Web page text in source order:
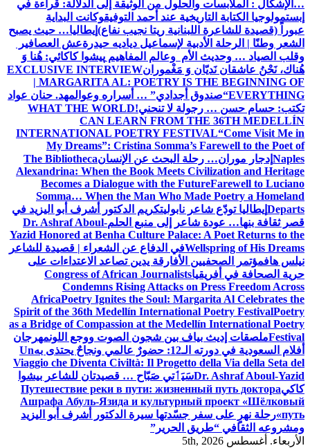
…الإشكال : الملابسات والحلول من الوثيقة إلى الدلالة: قراءة في
إبستمولوجيا الكتابة التاريخية عند أحمد التوفيقوكانت البداية
عبوراً (قصيدة للشاعرة اللبنانية ريتا نجيب نفاع) إيطاليا… حيث يصبح
الشعر وطنًا | الرحلة الأدبية لإسماعيل دياديه حيدرةعش العصافير
وقلب الصياد … وحديث الأم وعالم المفاهيم پیشوا کاکائي: هُنا وَ
هُناك، نَحْنُ عاشقان نَديّان وَ مَغْمورانEXCLUSIVE INTERVIEW
| MARGARITA AL: POETRY IS THE BEGINNING OF
EVERYTHING“صندوق أجدادي” … أسراره وعوالمهد. حنان عواد
تكتب: حسام حسن … رجولة لا تنحني!WHAT THE WORLD
CAN LEARN FROM THE 36TH MEDELLÍN
INTERNATIONAL POETRY FESTIVAL“Come Visit Me in
My Dreams”: Cristina Somma’s Farewell to the Poet of
Naples إدجار موران… رحلة البحث عن الإنسانThe Bibliotheca
Alexandrina: When the Book Meets Civilization and Heritage
Becomes a Dialogue with the FutureFarewell to Luciano
Somma… When the Man Who Made Poetry a Homeland
Departs إيطاليا تودّع شاعر نابوليتكريم الدكتور أشرف أبو اليزيد في
قصر ثقافة بنها… عودة شاعر إلى منبع الحلمDr. Ashraf Aboul-
Yazid Honored at Benha Culture Palace: A Poet Returns to the
Wellspring of His Dreamsفي الدفاع عن الشعراء | قصيدة للشاعر
نيلس هافمؤتمر الصحفيين الأفارقة يدين تصاعد الاعتداءات على
حرية الصحافة في أفريقياCongress of African Journalists
Condemns Rising Attacks on Press Freedom Across
AfricaPoetry Ignites the Soul: Margarita Al Celebrates the
Spirit of the 36th Medellín International Poetry FestivalPoetry
as a Bridge of Compassion at the Medellín International Poetry
Festivalملصقات إديث بياف بين شجون الصوت ووجع اللونمهرجان
أفلام السعودية في دورته الـ12: حضورٌ عالمي ونجاحٌ يحتذى به
Un
Viaggio che Diventa Civiltà: Il Progetto della Via della Seta del
Dr. Ashraf Aboul-Yazidسَيَٲتي صَبّاح … قصيدتان للشاعر بيشوا
كاكيПутешествие реки в пути: жизненный путь доктора
Ашрафа Абуль-Язида и культурный проект «Шёлковый
путь» رحلة نهرٍ على سفر جسّدتها سيرة الدكتور أشرف أبو اليزيد
ومشروعه الثقافي “طريق الحرير”
الأربعاء. أغسطس 5th, 2026